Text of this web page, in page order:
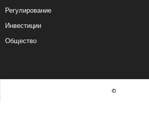
Регулирование
Инвестиции
Общество
©